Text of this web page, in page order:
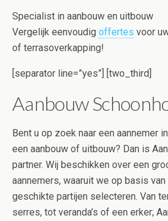
Specialist in aanbouw en uitbouw
Vergelijk eenvoudig offertes voor
of terrasoverkapping!
[separator line=”yes”] [two_third]
Aanbouw
Bent u op zoek naar een aannemer
een aanbouw of uitbouw? Dan is
partner. Wij beschikken over een
aannemers, waaruit we op basis van
geschikte partijen selecteren. Van
serres, tot veranda’s of een erker;